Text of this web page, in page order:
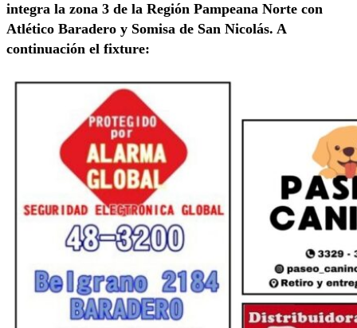
integra la zona 3 de la Región Pampeana Norte con
Atlético Baradero y Somisa de San Nicolás. A
continuación el fixture: